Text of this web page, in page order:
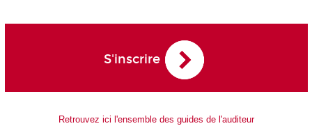
S'inscrire
Retrouvez ici l'ensemble des guides de l'auditeur